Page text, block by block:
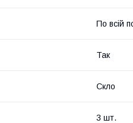
По всій
Так
Скло
3 шт.